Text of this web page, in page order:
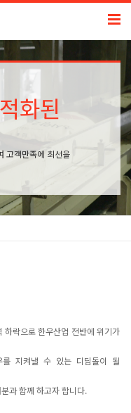
화된
고객만족에 최선을
락으로 한우산업 전반에 위기가
지켜낼 수 있는 디딤돌이 될
과 함께 하고자 합니다.